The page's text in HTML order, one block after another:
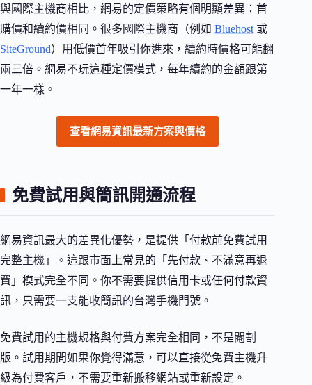
與國際主機商相比，網易的定價策略有個明顯差異：首
購價和續約價相同。很多國際主機商（例如 Bluehost 或
SiteGround）用低價首年吸引你進來，續約時價格可能翻
兩三倍。網易不玩這種定價模式，每年續約的金額跟第
一年一樣。
查看網易資訊最新方案與價格
免費試用與簡訊開通流程
網易資訊最大的差異化優勢，是提供「付款前免費試用
完整主機」。這跟市面上常見的「先付款、不滿意再退
費」模式完全不同。你不需要提供信用卡或任何付款資
訊，只需要一支能收簡訊的台灣手機門號。
免費試用的主機規格與付費方案完全相同，不是閹割
版。試用期間如果你覺得滿意，可以直接從免費主機升
級為付費客戶，不需要重新搬移網站或重新設定。